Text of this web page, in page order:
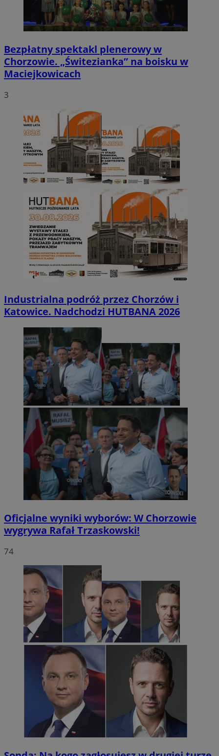
Bezpłatny spektakl plenerowy w
Chorzowie. „Świtezianka” na boisku w
Maciejkowicach
3
Industrialna podróż przez Chorzów i
Katowice. Nadchodzi HUTBANA 2026
Oficjalne wyniki wyborów: W Chorzowie
wygrywa Rafał Trzaskowski!
74